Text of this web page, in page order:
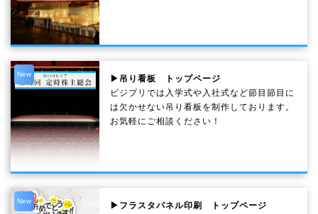
New
▶吊り看板 トップページ
ビジプリでは入学式や入社式など節目節目に
は欠かせない吊り看板を制作しております。
お気軽にご相談ください！
New
▶フラスタパネル印刷 トップページ